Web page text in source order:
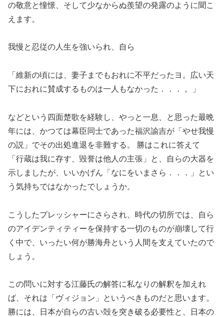
の敬意と憧憬、そして少なからぬ羨望の発露のように聞こ
えます。
我慢と忍従の人生を強いられ、自ら
「維新の頃には、妻子までもおれに不平だったヨ。広い天
下におれに賛成するものは一人もなかった．．． 。」
などという四面楚歌を経験し、やっと一息、と思った最晩
年には、かつては幕臣同士であった福沢諭吉が「やせ我慢
の説」でその出処進退を非難する。 勝はこれに答えて
「行蔵は我に存す、毀誉は他人の主張」と、自らの大器を
示しましたが、いいかげん「なにをいまさら．．．」とい
う気持ちではなかったでしょうか。
こうしたプレッシャーにさらされ、時代の切所では、自ら
のアイデンティティーを保持する一切のものが崩壊して行
く中で、いったい何が勝海舟という人間を支えていたので
しょう。
この問いに対する江藤氏の解答に私なりの解釈を加えれ
ば、それは「ヴィジョン」というべきものだと思います。
勝には、日本が自らの古い殻を突き破る必要性と、日本の